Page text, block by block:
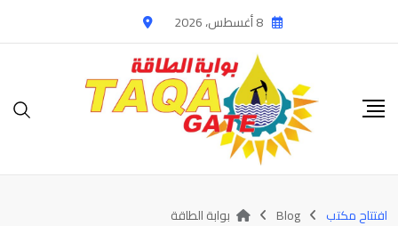
to
8 أغسطس، 2026
افتتاح مكتب Blog بوابة الطاقة